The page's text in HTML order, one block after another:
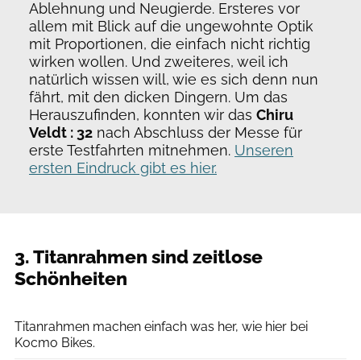
Ablehnung und Neugierde. Ersteres vor
allem mit Blick auf die ungewohnte Optik
mit Proportionen, die einfach nicht richtig
wirken wollen. Und zweiteres, weil ich
natürlich wissen will, wie es sich denn nun
fährt, mit den dicken Dingern. Um das
Herauszufinden, konnten wir das Chiru
Veldt : 32 nach Abschluss der Messe für
erste Testfahrten mitnehmen. Unseren
ersten Eindruck gibt es hier.
3. Titanrahmen sind zeitlose
Schönheiten
Titanrahmen machen einfach was her, wie hier bei
Kocmo Bikes.